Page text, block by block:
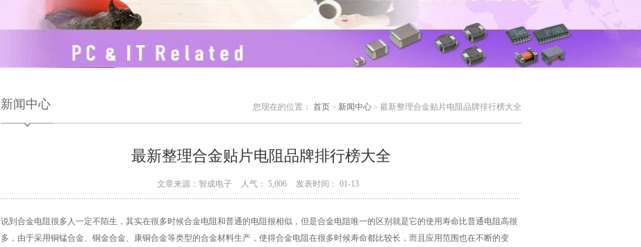
新闻中心 您现在的位置： 首页 > 新闻中心 > 最新整理合金贴片电阻品牌排行榜大全
最新整理合金贴片电阻品牌排行榜大全
文章来源：智成电子 人气： 5,006 发表时间： 01-13
说到合金电阻很多人一定不陌生，其实在很多时候合金电阻和普通的电阻很相似，但是合金电阻唯一的区别就是它的使用寿命比普通电阻高很
多，由于采用铜锰合金、铜金合金、康铜合金等类型的合金材料生产，使得合金电阻在很多时候寿命都比较长，而且应用范围也在不断的变